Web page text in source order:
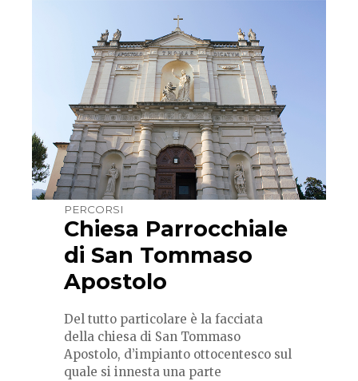
PERCORSI
Chiesa Parrocchiale
di San Tommaso
Apostolo
Del tutto particolare è la facciata
della chiesa di San Tommaso
Apostolo, d’impianto ottocentesco sul
quale si innesta una parte